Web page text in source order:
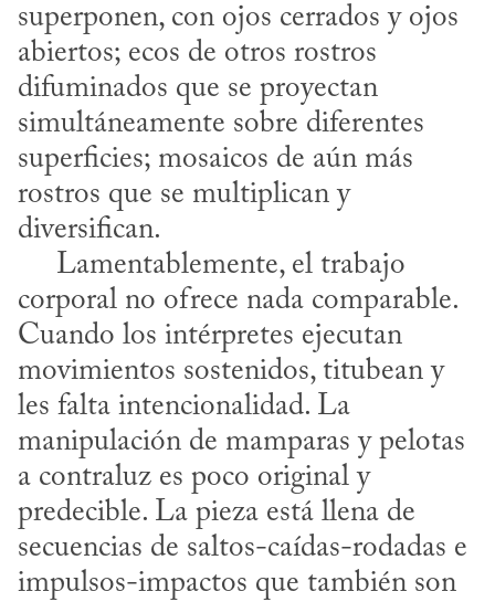
superponen, con ojos cerrados y ojos
abiertos; ecos de otros rostros
difuminados que se proyectan
simultáneamente sobre diferentes
superficies; mosaicos de aún más
rostros que se multiplican y
diversifican.
corporal no ofrece nada comparable.
Cuando los intérpretes ejecutan
movimientos sostenidos, titubean y
les falta intencionalidad. La
manipulación de mamparas y pelotas
a contraluz es poco original y
predecible. La pieza está llena de
secuencias de saltos-caídas-rodadas e
impulsos-impactos que también son